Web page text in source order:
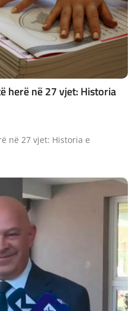
herë në 27 vjet: Historia
në 27 vjet: Historia e